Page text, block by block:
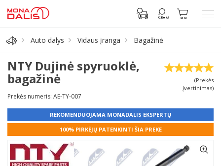
Alyva, tepalai
Antifrizas
Akumuliatorius
Auto dalys Vidaus įranga Bagažinė
NTY Dujinė spyruoklė,
bagažinė
(Prekės
įvertinimas)
Prekės numeris: AE-TY-007
REKOMENDUOJAMA MONADALIS EKSPERTŲ
100% PIRKĖJŲ PATENKINTI ŠIA PREKE